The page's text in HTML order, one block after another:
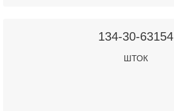
134-30-63154
ШТОК